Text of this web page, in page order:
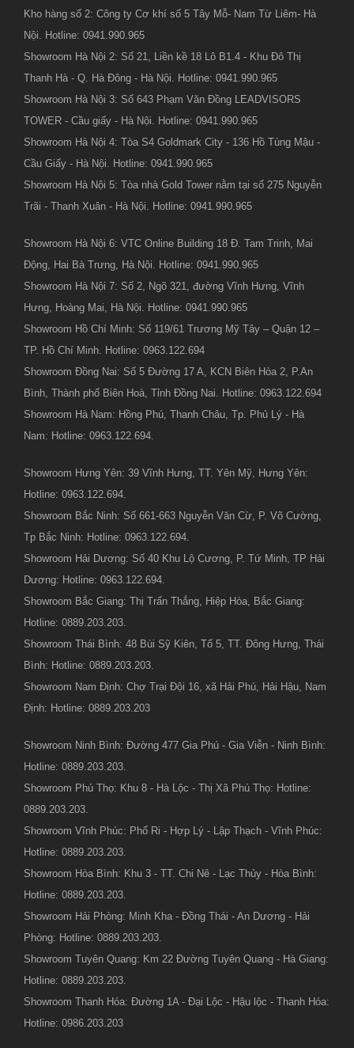
Kho hàng số 2: Công ty Cơ khí số 5 Tây Mỗ- Nam Từ Liêm- Hà
Nội. Hotline: 0941.990.965
Showroom Hà Nội 2: Số 21, Liền kề 18 Lô B1.4 - Khu Đô Thị
Thanh Hà - Q. Hà Đông - Hà Nội. Hotline: 0941.990.965
Showroom Hà Nội 3: Số 643 Phạm Văn Đồng LEADVISORS
TOWER - Cầu giấy - Hà Nội. Hotline: 0941.990.965
Showroom Hà Nội 4: Tòa S4 Goldmark City - 136 Hồ Tùng Mậu -
Cầu Giấy - Hà Nội. Hotline: 0941.990.965
Showroom Hà Nội 5: Tòa nhà Gold Tower nằm tại số 275 Nguyễn
Trãi - Thanh Xuân - Hà Nội. Hotline: 0941.990.965
Showroom Hà Nội 6: VTC Online Building 18 Đ. Tam Trinh, Mai
Động, Hai Bà Trưng, Hà Nội. Hotline: 0941.990.965
Showroom Hà Nội 7: Số 2, Ngõ 321, đường Vĩnh Hưng, Vĩnh
Hưng, Hoàng Mai, Hà Nội. Hotline: 0941.990.965
Showroom Hồ Chí Minh: Số 119/61 Trương Mỹ Tây – Quận 12 –
TP. Hồ Chí Minh. Hotline: 0963.122.694
Showroom Đồng Nai: Số 5 Đường 17 A, KCN Biên Hòa 2, P.An
Bình, Thành phố Biên Hoà, Tỉnh Đồng Nai. Hotline: 0963.122.694
Showroom Hà Nam: Hồng Phú, Thanh Châu, Tp. Phủ Lý - Hà
Nam: Hotline: 0963.122.694.
Showroom Hưng Yên: 39 Vĩnh Hưng, TT. Yên Mỹ, Hưng Yên:
Hotline: 0963.122.694.
Showroom Bắc Ninh: Số 661-663 Nguyễn Văn Cừ, P. Võ Cường,
Tp Bắc Ninh: Hotline: 0963.122.694.
Showroom Hải Dương: Số 40 Khu Lộ Cương, P. Tứ Minh, TP Hải
Dương: Hotline: 0963.122.694.
Showroom Bắc Giang: Thị Trấn Thắng, Hiệp Hòa, Bắc Giang:
Hotline: 0889.203.203.
Showroom Thái Bình: 48 Bùi Sỹ Kiên, Tổ 5, TT. Đông Hưng, Thái
Bình: Hotline: 0889.203.203.
Showroom Nam Định: Chợ Trại Đội 16, xã Hải Phú, Hải Hậu, Nam
Định: Hotline: 0889.203.203
Showroom Ninh Bình: Đường 477 Gia Phú - Gia Viễn - Ninh Bình:
Hotline: 0889.203.203.
Showroom Phú Thọ: Khu 8 - Hà Lộc - Thị Xã Phú Thọ: Hotline:
0889.203.203.
Showroom Vĩnh Phúc: Phố Ri - Hợp Lý - Lập Thạch - Vĩnh Phúc:
Hotline: 0889.203.203.
Showroom Hòa Bình: Khu 3 - TT. Chi Nê - Lạc Thủy - Hòa Bình:
Hotline: 0889.203.203.
Showroom Hải Phòng: Minh Kha - Đồng Thái - An Dương - Hải
Phòng: Hotline: 0889.203.203.
Showroom Tuyên Quang: Km 22 Đường Tuyên Quang - Hà Giang:
Hotline: 0889.203.203.
Showroom Thanh Hóa: Đường 1A - Đại Lộc - Hậu lộc - Thanh Hóa:
Hotline: 0986.203.203